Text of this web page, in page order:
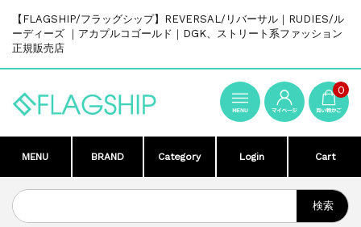
【FLAGSHIP/フラッグシップ】REVERSAL/リバーサル｜RUDIES/ル
ーディーズ ｜アカプルコゴールド｜DGK、ストリート系ファッション
正規販売店
0
MENU BRAND Category Login Cart